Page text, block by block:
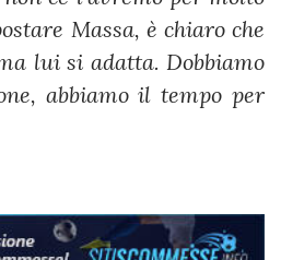
Massa, è chiaro che
lui si adatta. Dobbiamo
abbiamo il tempo per